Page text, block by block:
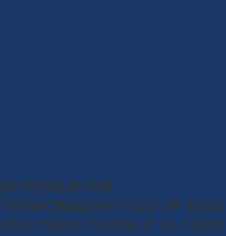
INTERRUPTOR
TERMOMAGNETICO 2P 125A
ICU=10KA CURVA C (5-10IN)